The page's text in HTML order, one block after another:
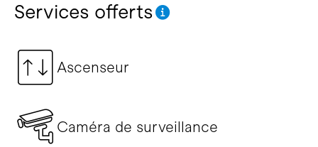
Services offerts
Ascenseur
Caméra de surveillance